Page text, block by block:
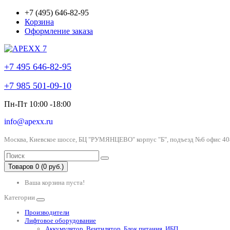
+7 (495) 646-82-95
Корзина
Оформление заказа
+7 495 646-82-95
+7 985 501-09-10
Пн-Пт 10:00 -18:00
info@apexx.ru
Москва, Киевское шоссе, БЦ "РУМЯНЦЕВО" корпус "Б", подъезд №6 офис
Товаров 0 (0 руб.)
Ваша корзина пуста!
Категории
Производители
Лифтовое оборудование